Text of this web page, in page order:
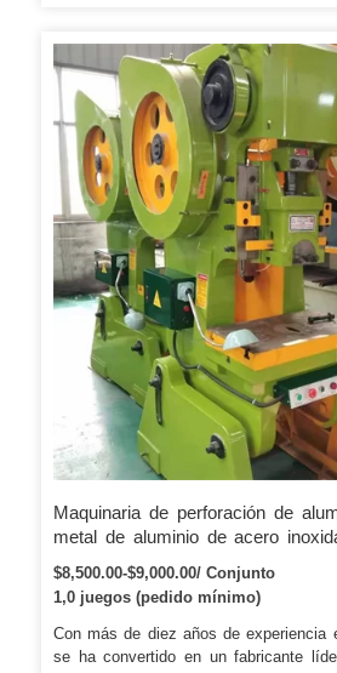
etapas, deslizadores, cigüeñales,
estación de 5. La placa deslizante se
hacia abajo para lograr un propósito
Maquinaria de perforación de
metal de aluminio de acero
perforación circular para
cocina
$8,500.00-$9,000.00/ Conjunto
1,0 juegos (pedido mínimo)
Con más de diez años de experiencia
se ha convertido en un fabricante